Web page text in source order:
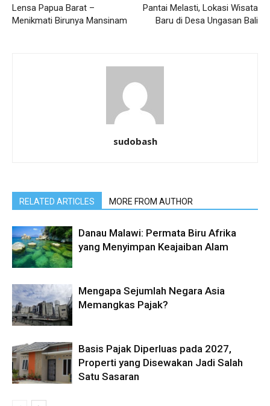
Lensa Papua Barat –
Menikmati Birunya Mansinam
Pantai Melasti, Lokasi Wisata
Baru di Desa Ungasan Bali
sudobash
RELATED ARTICLES MORE FROM AUTHOR
Danau Malawi: Permata Biru Afrika
yang Menyimpan Keajaiban Alam
Mengapa Sejumlah Negara Asia
Memangkas Pajak?
Basis Pajak Diperluas pada 2027,
Properti yang Disewakan Jadi Salah
Satu Sasaran